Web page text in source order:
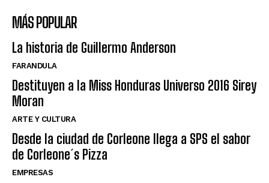
MÁS POPULAR
La historia de Guillermo Anderson
FARANDULA
Destituyen a la Miss Honduras Universo 2016 Sirey
Moran
ARTE Y CULTURA
Desde la ciudad de Corleone llega a SPS el sabor
de Corleone´s Pizza
EMPRESAS